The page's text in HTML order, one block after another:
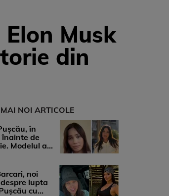
Musk
din
MAI NOI ARTICOLE
în
înainte de
Modelul a
noi
lupta
cu